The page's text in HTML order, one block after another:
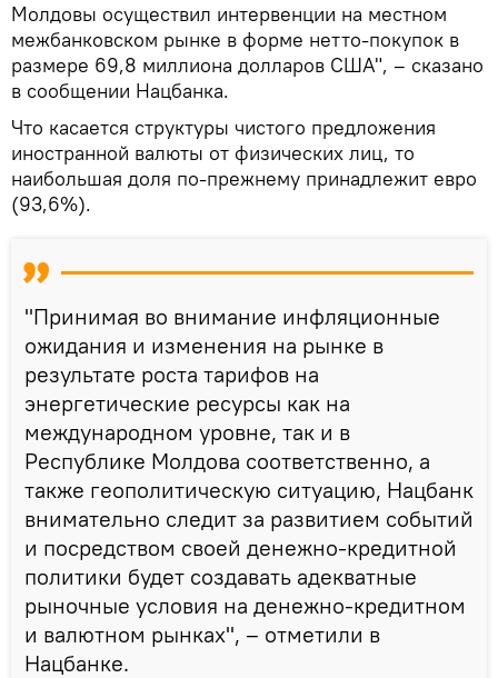
Молдовы осуществил интервенции на местном
межбанковском рынке в форме нетто-покупок в
размере 69,8 миллиона долларов США", – сказано
в сообщении Нацбанка.
Что касается структуры чистого предложения
иностранной валюты от физических лиц, то
наибольшая доля по-прежнему принадлежит евро
(93,6%).
"Принимая во внимание инфляционные
ожидания и изменения на рынке в
результате роста тарифов на
энергетические ресурсы как на
международном уровне, так и в
Республике Молдова соответственно, а
также геополитическую ситуацию, Нацбанк
внимательно следит за развитием событий
и посредством своей денежно-кредитной
политики будет создавать адекватные
рыночные условия на денежно-кредитном
и валютном рынках", – отметили в
Нацбанке.